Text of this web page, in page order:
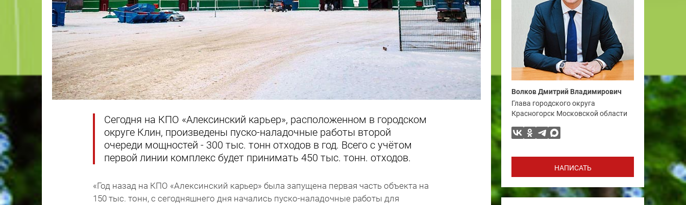
Сегодня на КПО «Алексинский карьер», расположенном в городском
округе Клин, произведены пуско-наладочные работы второй
очереди мощностей - 300 тыс. тонн отходов в год. Всего с учётом
первой линии комплекс будет принимать 450 тыс. тонн. отходов.
«Год назад на КПО «Алексинский карьер» была запущена первая часть объекта на
150 тыс. тонн, с сегодняшнего дня начались пуско-наладочные работы для
Волков Дмитрий Владимирович
Глава городского округа
Красногорск Московской области
НАПИСАТЬ